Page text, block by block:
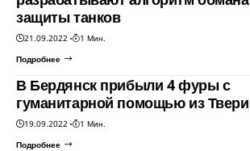
защиты танков
21.09.2022
1 Мин.
Подробнее
В Бердянск прибыли 4 фуры с
гуманитарной помощью из Твери
19.09.2022
1 Мин.
Подробнее